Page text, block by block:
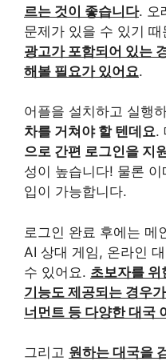
르는 것이 좋습니다. 오
문제가 있을 수 있기
광고가 포함되어 있는
해볼 필요가 있어요.
어플을 설치하고 실행
차를 거쳐야 할 텐데요.
으로 간편 로그인을 지
성이 높습니다! 물론
입이 가능합니다.
로그인 완료 후에는 메
AI 상대 게임, 온라인
수 있어요. 초보자를 위
기능도 제공되는 경우
너먼트 등 다양한 대국
그리고 원하는 대국을